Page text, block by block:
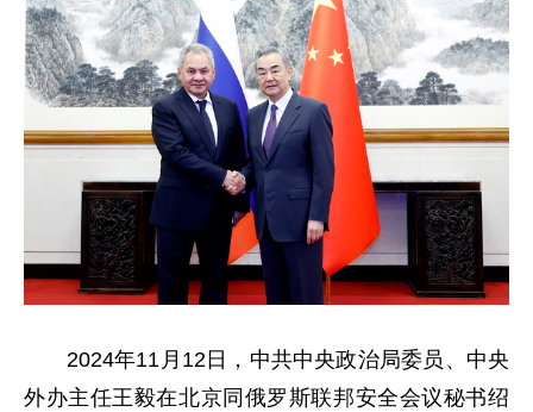
2024年11月12日，中共中央政治局委员、中央
外办主任王毅在北京同俄罗斯联邦安全会议秘书绍